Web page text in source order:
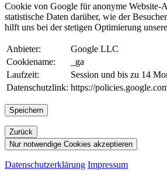
Cookie von Google für anonyme Website-
statistische Daten darüber, wie der
hilft uns bei der stetigen Optimierung
Anbieter:
Google LLC
Cookiename:
_ga
Laufzeit:
Session und bis zu 14
Datenschutzlink: https://
Speichern
Zurück
Nur notwendige Cookies akzeptieren
Datenschutzerklärung Impressum